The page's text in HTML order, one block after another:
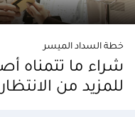
خطة السداد الميسر
شراء ما تتمناه
للمزيد من الانتظار